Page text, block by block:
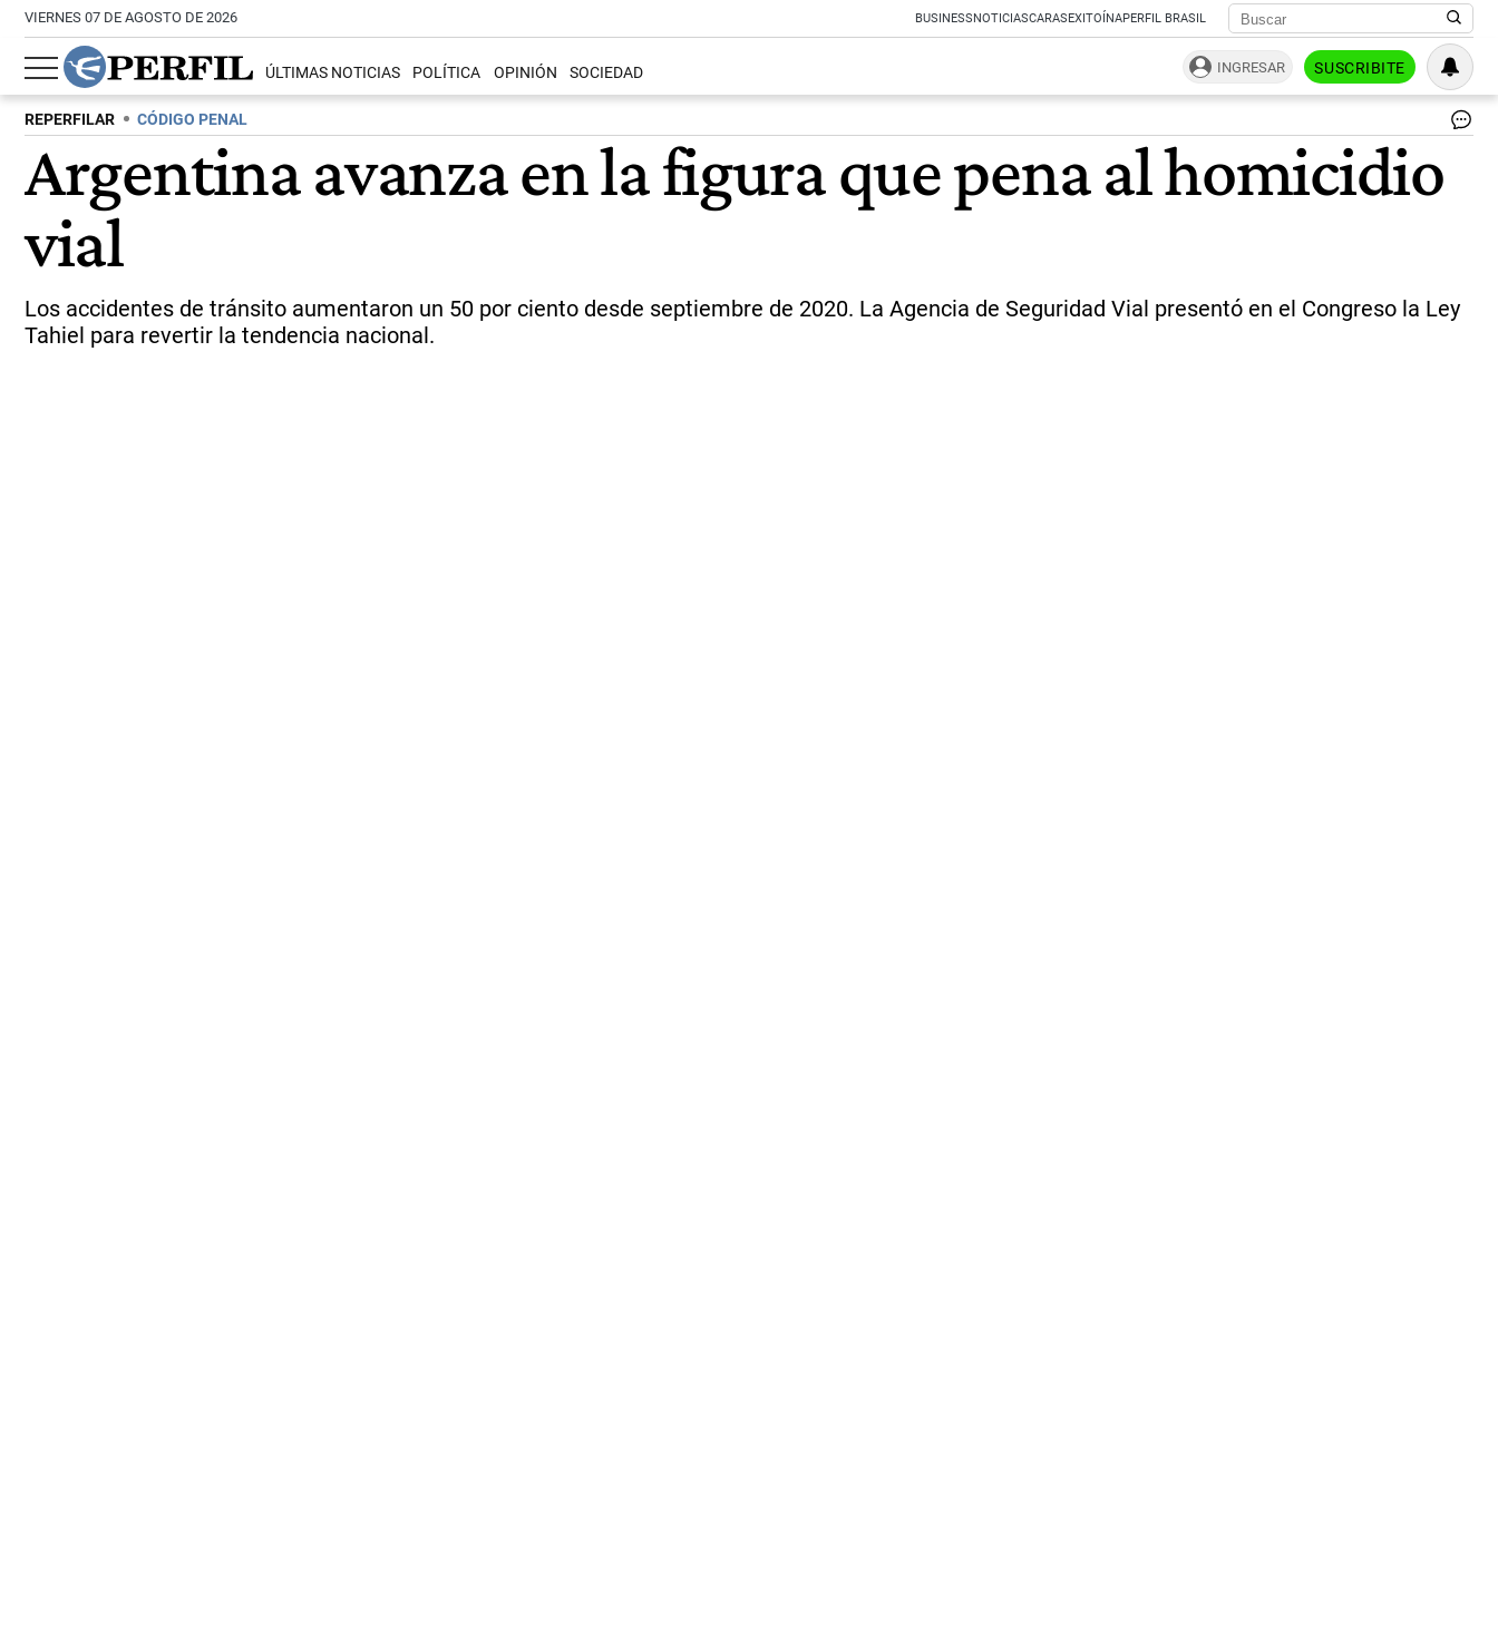
VIERNES 07 DE AGOSTO DE 2026 BUSINESSNOTICIASCARASEXITOÍNAPERFIL BRASIL
ÚLTIMAS NOTICIAS POLÍTICA OPINIÓN SOCIEDAD INGRESAR SUSCRIBITE
REPERFILAR CÓDIGO PENAL
Argentina avanza en la figura que pena al homicidio
vial
Los accidentes de tránsito aumentaron un 50 por ciento desde septiembre de 2020. La Agencia de Seguridad Vial presentó en el Congreso la Ley
Tahiel para revertir la tendencia nacional.